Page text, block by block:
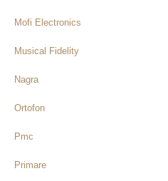
Mofi Electronics
Musical Fidelity
Nagra
Ortofon
Pmc
Primare